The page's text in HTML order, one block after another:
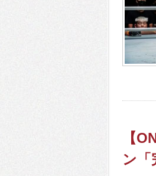
【
ン「